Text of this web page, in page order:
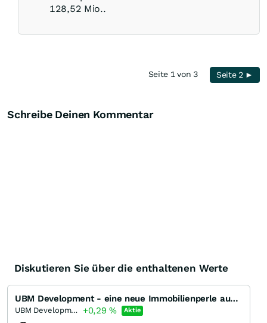
128,52 Mio..
Seite 1 von 3 Seite 2 ►
Schreibe Deinen Kommentar
Diskutieren Sie über die enthaltenen Werte
UBM Development - eine neue Immobilienperle aus Österreich
UBM Development +0,29% Aktie